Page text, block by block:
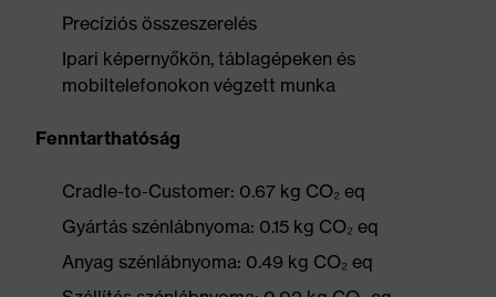
Precíziós összeszerelés
Ipari képernyőkön, táblagépeken és
mobiltelefonokon végzett munka
Fenntarthatóság
Cradle-to-Customer: 0.67 kg CO₂ eq
Gyártás szénlábnyoma: 0.15 kg CO₂ eq
Anyag szénlábnyoma: 0.49 kg CO₂ eq